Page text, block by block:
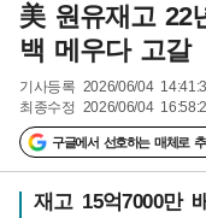
美 원유재고
백 메우다 고갈
기사등록 2026/06/04
최종수정 2026/06/04
구글에서 선호하는 매체로
재고 15억7000만